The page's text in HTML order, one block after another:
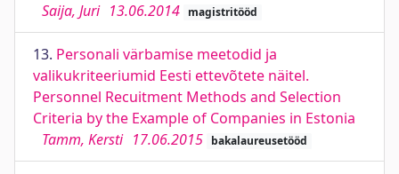
Saija, Juri 13.06.2014 magistritööd
13. Personali värbamise meetodid ja
valikukriteeriumid Eesti ettevõtete näitel.
Personnel Recuitment Methods and Selection
Criteria by the Example of Companies in Estonia
Tamm, Kersti 17.06.2015 bakalaureusetööd